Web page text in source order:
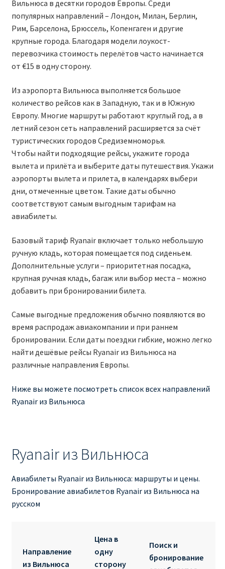
Ryanair Россия
RYANAIR ТЕЛЬ-АВИВ, ЭЙЛАТ, ИЗРАИЛЬ
RYANAIR УКРАИНА | АВИАБИЛЕТЫ ОТ €15
Ryanair Україна из Киева, Одессы, Львова, Харькова,
Херсона от € 15
RYANAIR.COM НА РУССКОМ – кнфтфшкюсщь
Авиабилеты Ryanair на Тенерифе от €15
АВИАБИЛЕТЫ RYANAIR ОТ € 12
АВИАБИЛЕТЫ ВИЛЬНЮС БАРСЕЛОНА
АВИАБИЛЕТЫ ХЕЛЬСИНКИ МИЛАН
Акции RYANAIR из Варшавы
Акции RYANAIR из Вильнюса
Акции RYANAIR из Каунаса
Аликанте
БИЛЕТЫ RYANAIR | ПОИСК ЛУЧШЕЙ ЦЕНЫ |
ДЕШЕВЫЕ АВИАБИЛЕТЫ В БЕРЛИН
ДЕШЕВЫЕ АВИАБИЛЕТЫ В ВАРШАВУ
Вильнюса в десятки городов Европы. Среди
популярных направлений – Лондон, Милан, Берлин,
Рим, Барселона, Брюссель, Копенгаген и другие
крупные города. Благодаря модели лоукост-
перевозчика стоимость перелётов часто начинается
от €15 в одну сторону.
Из аэропорта Вильнюса выполняется большое
количество рейсов как в Западную, так и в Южную
Европу. Многие маршруты работают круглый год, а в
летний сезон сеть направлений расширяется за счёт
туристических городов Средиземноморья.
Чтобы найти подходящие рейсы, укажите города
вылета и прилёта и выберите даты путешествия. Укажи
аэропорты вылета и прилета, в календарях выбери
дни, отмеченные цветом. Такие даты обычно
соответствуют самым выгодным тарифам на
авиабилеты.
Базовый тариф Ryanair включает только небольшую
ручную кладь, которая помещается под сиденьем.
Дополнительные услуги – приоритетная посадка,
крупная ручная кладь, багаж или выбор места – можно
добавить при бронировании билета.
Самые выгодные предложения обычно появляются во
время распродаж авиакомпании и при раннем
бронировании. Если даты поездки гибкие, можно легко
найти дешёвые рейсы Ryanair из Вильнюса на
различные направления Европы.
Ниже вы можете посмотреть список всех направлений
Ryanair из Вильнюса
Ryanair из Вильнюса
Авиабилеты Ryanair из Вильнюса: маршруты и цены.
Бронирование авиабилетов Ryanair из Вильнюса на
русском
Направление
из Вильнюса
Цена в
одну
сторону
Поиск и
бронирование